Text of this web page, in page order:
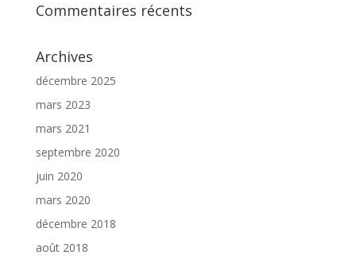
Commentaires récents
Archives
décembre 2025
mars 2023
mars 2021
septembre 2020
juin 2020
mars 2020
décembre 2018
août 2018